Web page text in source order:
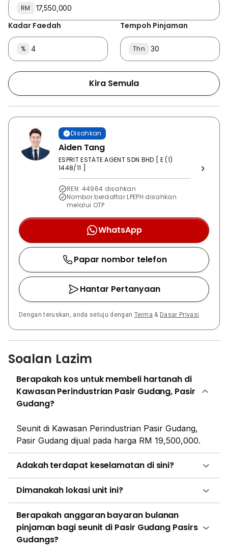
RM
Kadar Faedah
%
Tempoh Pinjaman
Thn
Kira Semula
Disahkan
Aiden Tang
ESPRIT ESTATE AGENT SDN BHD [ E (1)
1448/11 ]
REN: 44964 disahkan
Nombor berdaftar LPEPH disahkan
melalui OTP
WhatsApp
Papar nombor telefon
Hantar Pertanyaan
Dengan teruskan, anda setuju dengan Terma & Dasar Privasi
Soalan Lazim
Berapakah kos untuk membeli hartanah di
Kawasan Perindustrian Pasir Gudang, Pasir
Gudang?
Seunit di Kawasan Perindustrian Pasir Gudang,
Pasir Gudang dijual pada harga RM 19,500,000.
Adakah terdapat keselamatan di sini?
Dimanakah lokasi unit ini?
Berapakah anggaran bayaran bulanan
pinjaman bagi seunit di Pasir Gudang Pasirs
Gudangs?